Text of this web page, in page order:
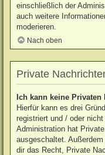
einschließlich der
auch weitere
moderieren.
Nach oben
Private
Ich kann keine
Hierfür kann es drei
registriert und / oder
Administration hat
ausgeschaltet.
dir das Recht, Private